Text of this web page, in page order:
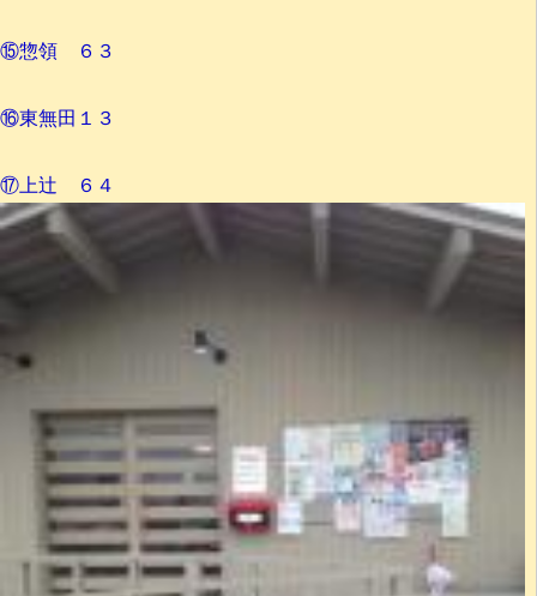
⑮惣領 ６３
⑯東無田１３
⑰上辻 ６４